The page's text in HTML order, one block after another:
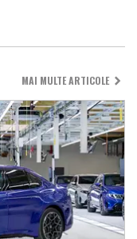
MAI MULTE ARTICOLE